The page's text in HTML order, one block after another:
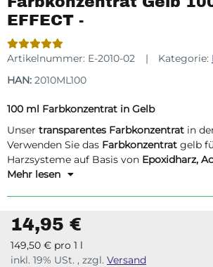
EFFECT -
Artikelnummer: E-2010-02 Kategorie:
HAN: 2010ML100
100 ml Farbkonzentrat in Gelb
Unser transparentes Farbkonzentrat in
Verwenden Sie das Farbkonzentrat gelb
Harzsysteme auf Basis von Epoxidharz,
Polyesterharz und Polyurethanharz
andere optisch lichtdurchlässige
Mehr lesen
14,95 €
149,50 € pro 1 l
inkl. 19% USt. , zzgl. Versand